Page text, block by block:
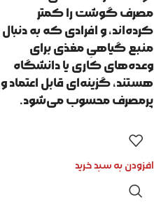
مصرف گوشت را کمتر
کرده‌اند، و افرادی که به دنبال
منبع گیاهیِ مغذی برای
وعده‌های کاری یا دانشگاه
هستند، گزینه‌ای قابل اعتماد و
پرمصرف محسوب می‌شود.
افزودن به سبد خرید